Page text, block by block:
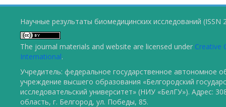
Научные результаты биомедицинских исследований (ISSN
The journal materials and website are licensed under Creative
International.
Учредитель: федеральное государственное автономное
учреждение высшего образования «Белгородский
исследовательский университет» (НИУ «БелГУ»). Адрес:
область, г. Белгород, ул. Победы, 85.